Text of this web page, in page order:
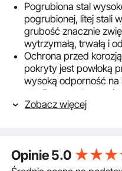
Pogrubiona stal
pogrubionej, litej stali
grubość znacznie
wytrzymałą, trwałą i
Ochrona przed
pokryty jest powłoką
wysoką odporność na
erozji spowodowanej
również drewno przed
cala / 700 mm i
nadaje się do drewna
Zobacz więcej
Opinie5.0